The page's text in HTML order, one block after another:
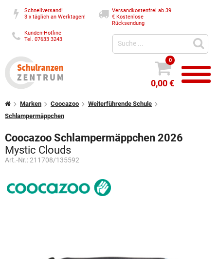
Schnellversand!
3 x täglich an Werktagen!
Versandkostenfrei ab 39
€Kostenlose
Rücksendung
Kunden-Hotline
Tel. 07633 3243
0
0,00 €
Marken Coocazoo
Weiterführende Schule
Schlampermäppchen
Coocazoo Schlampermäppchen 2026
Mystic Clouds
Art.-Nr.:211708/135592